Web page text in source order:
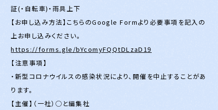
証(・自転車)・雨具上下
【お申し込み方法】こちらのGoogle Formより必要事項を記入の
上お申し込みください。
https://forms.gle/bYcomyFQQtDLzaD19
【注意事項】
・新型コロナウイルスの感染状況により、開催を中止することがあ
ります。
【主催】（一社）◯と編集社